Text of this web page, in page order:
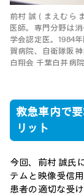
前村 誠（まえむら
医師。専門分野は
学会認定医。1984
賀病院、自衛隊阪
白翔会 千葉白井病院
救急車内で
リット
今回、前村 誠氏
テムと映像受信
患者の適切な受